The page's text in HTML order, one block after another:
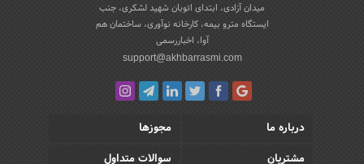
میدان آزادی، ابتدای اتوبان شهید لشکری، جنب
ایستگاه مترو بیمه، کارخانه نوآوری، ساختمان هم
آوا، اخباررسمی
support@akhbarrasmi.com
درباره ما
مجوزها
مشتریان
سوالات متداول